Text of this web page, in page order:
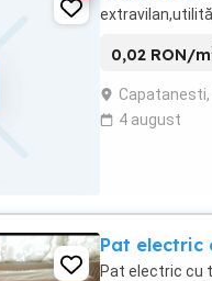
0,02 RON/m
Capatanesti,
4 august
Pat electric
Pat electric cu